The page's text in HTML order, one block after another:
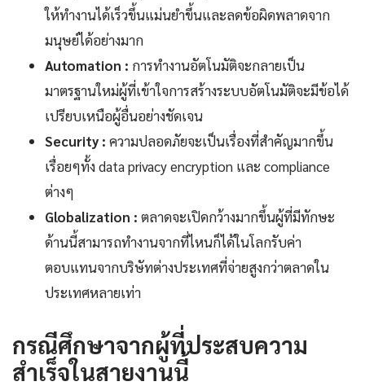
ให้ทำงานได้เร็วขึ้นแม่นยำขึ้นและลดข้อผิดพลาดจาก
มนุษย์ได้อย่างมาก
Automation : การทำงานอัตโนมัติจะกลายเป็น
มาตรฐานใหม่ผู้ที่เข้าใจการสร้างระบบอัตโนมัติจะมีข้อได้
เปรียบเหนือผู้อื่นอย่างชัดเจน
Security : ความปลอดภัยจะเป็นเรื่องที่สำคัญมากขึ้น
เรื่อยๆทั้ง data privacy encryption และ compliance
ต่างๆ
Globalization : ตลาดจะเปิดกว้างมากขึ้นผู้ที่มีทักษะ
ด้านนี้สามารถทำงานจากที่ไหนก็ได้ในโลกรับค่า
ตอบแทนจากบริษัทต่างประเทศที่จ่ายสูงกว่าตลาดใน
ประเทศหลายเท่า
กรณีศึกษาจากผู้ที่ประสบความ
สำเร็จในสายงานนี้